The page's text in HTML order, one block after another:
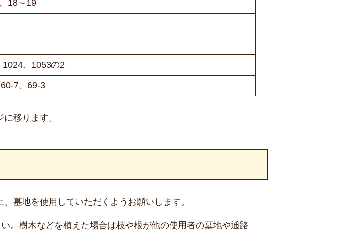
18～19
1024、1053の2
、69‐3
移ります。
墓地を使用していただくようお願いします。
。樹木などを植えた場合は枝や根が他の使用者の墓地や通路